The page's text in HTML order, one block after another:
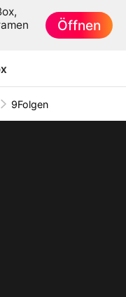
Öffnen
9Folgen